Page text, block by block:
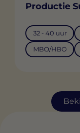
Productie
32 - 40 uur
MBO/HBO